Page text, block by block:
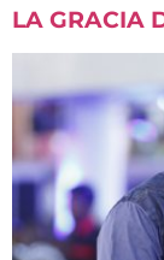
LA GRACIA